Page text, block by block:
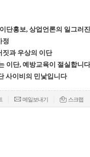
단홍보, 상업언론의 일그러
정
짓과 우상의 이단
이단, 예방교육이 절실합니다
사이비의 민낯입니다
메일보내기 스크랩